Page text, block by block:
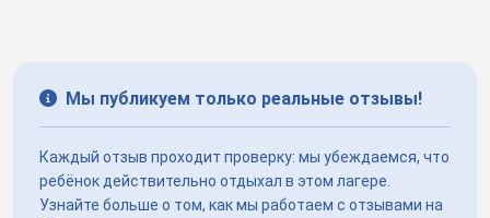
Мы публикуем только реальные отзывы!
Каждый отзыв проходит проверку: мы убеждаемся, что
ребёнок действительно отдыхал в этом лагере.
Узнайте больше о том, как мы работаем с отзывами на